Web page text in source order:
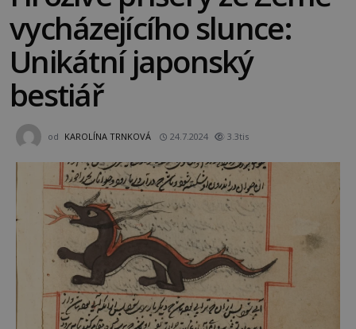
vycházejícího slunce:
Unikátní japonský
bestiář
od KAROLÍNA TRNKOVÁ 24.7.2024 3.3tis